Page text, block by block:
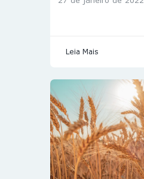
Leia Mais